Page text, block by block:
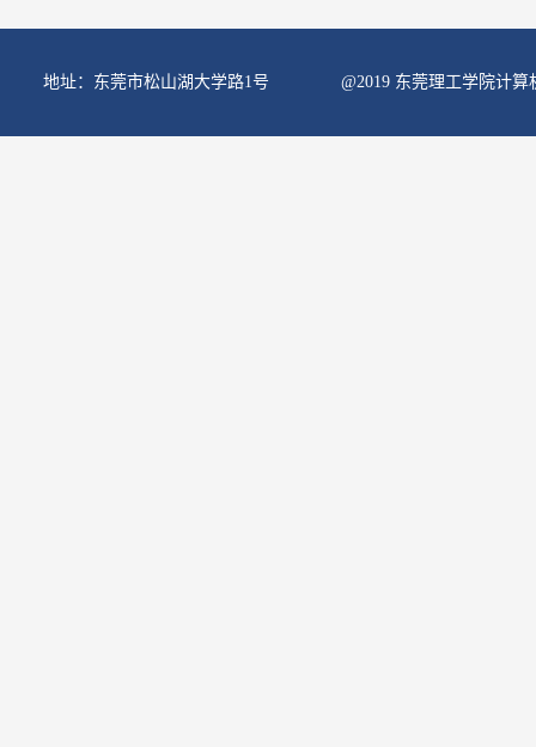
地址：东莞市松山湖大学路1号 @2019 东莞理工学院计